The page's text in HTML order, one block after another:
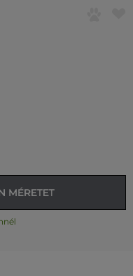
MÉRETET